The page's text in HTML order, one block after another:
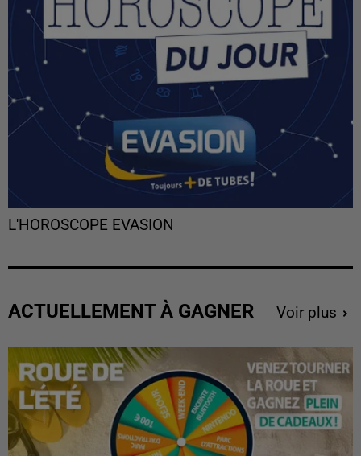
L'HOROSCOPE EVASION
ACTUELLEMENT À GAGNER Voir plus